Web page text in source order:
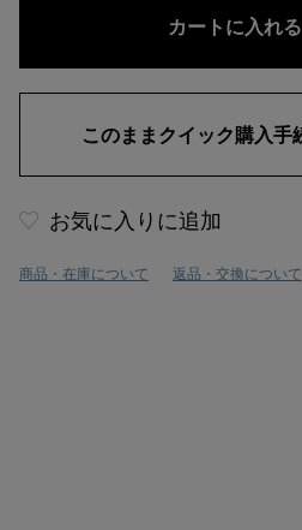
お気に入りに追加
商品・在庫について 返品・交換について